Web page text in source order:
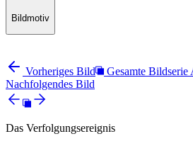
Bildmotiv
Vorheriges Bild
Gesamte Bildserie
Nachfolgendes Bild
Das Verfolgungsereignis